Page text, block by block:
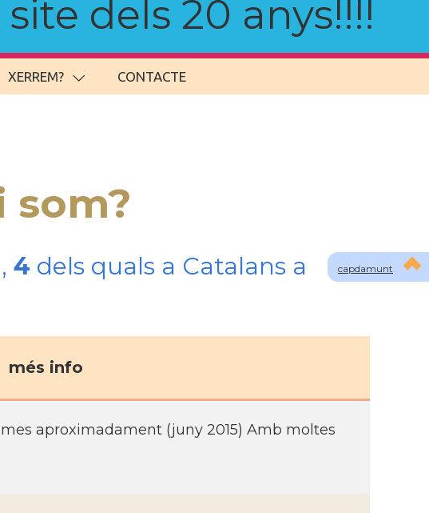
dels 20 anys!!!!
XERREM? CONTACTE
capdamunt
som?
4 dels quals a Catalans a
més info
aproximadament (juny 2015) Amb moltes